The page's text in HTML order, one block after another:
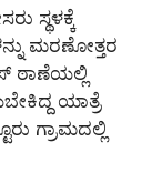
ಸ್ಥಳಕ್ಕೆ
ಮರಣೋತ್ತರ
ಠಾಣೆಯಲ್ಲಿ
ಯಾತ್ರೆ
ಗ್ರಾಮದಲ್ಲಿ